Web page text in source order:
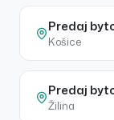
Predaj
Košice
Predaj
Žilina